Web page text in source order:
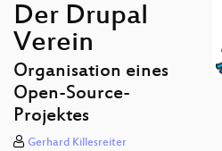
Der Drupal
Verein
Organisation eines
Open-Source-
Projektes
Gerhard Killesreiter